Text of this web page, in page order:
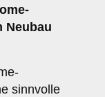
Neubau
sinnvolle